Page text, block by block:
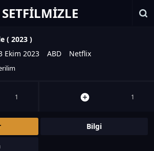
SETFILMIZLE
( 2023 )
Ekim 2023 ABD Netflix
1 1
Bilgi